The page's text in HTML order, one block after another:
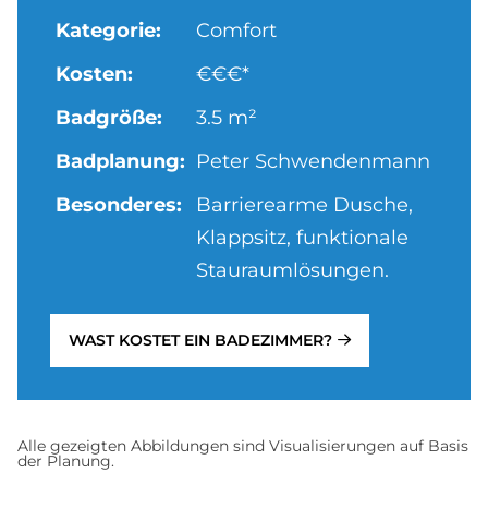
Kategorie:
Comfort
Kosten:
€€€*
Badgröße:
3.5 m²
Badplanung: Peter Schwendenmann
Besonderes:
Barrierearme Dusche,
Klappsitz, funktionale
Stauraumlösungen.
WAST KOSTET EIN BADEZIMMER?
Alle gezeigten Abbildungen sind Visualisierungen auf Basis
der Planung.